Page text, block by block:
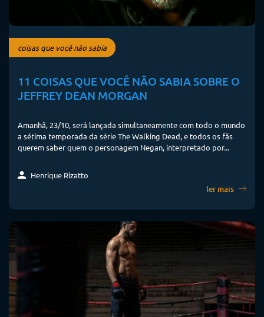
coisas que você não sabia
11 COISAS QUE VOCÊ NÃO SABIA SOBRE O
JEFFREY DEAN MORGAN
Amanhã, 23/10, será lançada simultaneamente com todo o mundo
a sétima temporada da série The Walking Dead, e todos os fãs
querem saber quem o personagem Negan, interpretado por...
Henrique Rizatto
ler mais